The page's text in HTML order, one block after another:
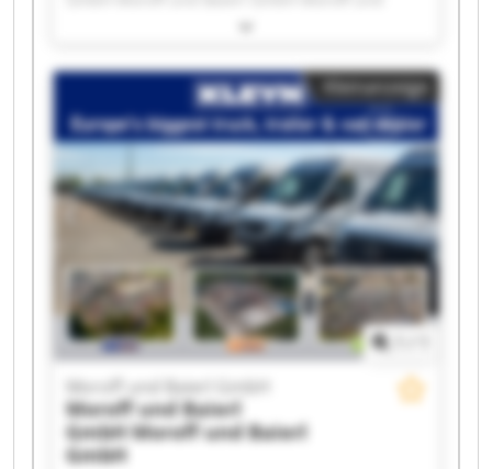
Baierl GmbH Moroff und Baierl GmbH Moroff
Moroff und Baierl GmbH Moroff und Baierl
GmbH Moroff und Baierl GmbH Moroff und
Baierl GmbH Moroff und Baierl GmbH Moroff
und Baierl GmbH Moroff und Baierl GmbH
Moroff und Baierl GmbH Moroff und Baierl
GmbH Moroff und Baierl GmbH Moroff und
Baierl GmbH Moroff und Baierl GmbH Moroff
und Baierl GmbH
Kleinanzeige
Moroff und Baierl GmbH
Moroff und Baierl
GmbHMoroff und Baierl
GmbH